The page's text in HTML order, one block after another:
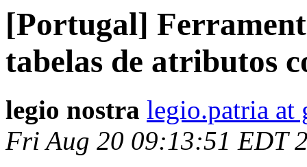
[Portugal]
tabelas de atributos
legio nostra legio.patria at
Fri Aug 20 09:13:51 EDT